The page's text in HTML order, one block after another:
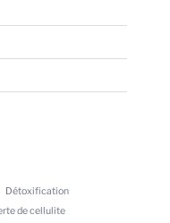
Détoxification
de cellulite